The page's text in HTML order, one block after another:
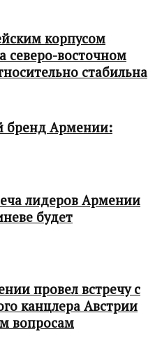
корпусом
северо-восточном
стабильна
бренд Армении:
лидеров Армении
будет
провел встречу с
канцлера Австрии
вопросам